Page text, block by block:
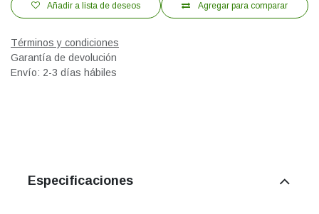
Agregar para comparar
Añadir a lista de deseos
Términos y condiciones
Garantía de devolución
Envío: 2-3 días hábiles
Especificaciones